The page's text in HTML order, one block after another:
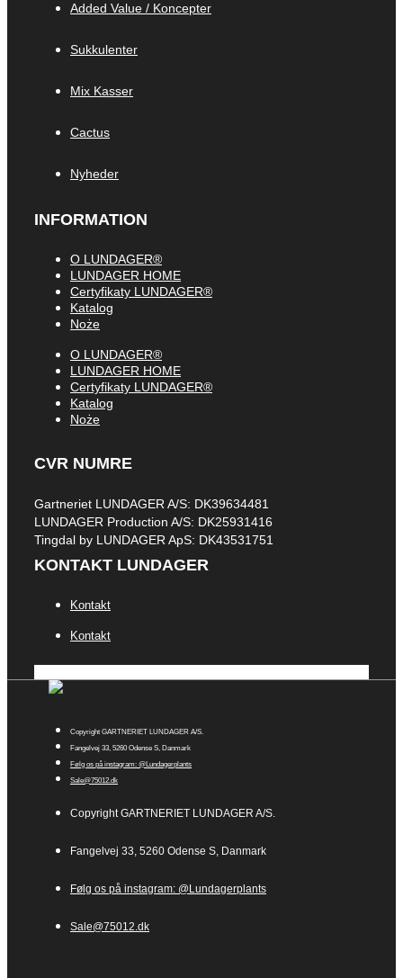
Added Value / Koncepter
Sukkulenter
Mix Kasser
Cactus
Nyheder
INFORMATION
O LUNDAGER®
LUNDAGER HOME
Certyfikaty LUNDAGER®
Katalog
Noże
O LUNDAGER®
LUNDAGER HOME
Certyfikaty LUNDAGER®
Katalog
Noże
CVR NUMRE
Gartneriet LUNDAGER A/S: DK39634481
LUNDAGER Production A/S: DK25931416
Tingdal by LUNDAGER ApS: DK43531751
KONTAKT LUNDAGER
Kontakt
Kontakt
Copyright GARTNERIET LUNDAGER A/S.
Fangelvej 33, 5260 Odense S, Danmark
Følg os på instagram: @Lundagerplants
Sale@75012.dk
Copyright GARTNERIET LUNDAGER A/S.
Fangelvej 33, 5260 Odense S, Danmark
Følg os på instagram: @Lundagerplants
Sale@75012.dk